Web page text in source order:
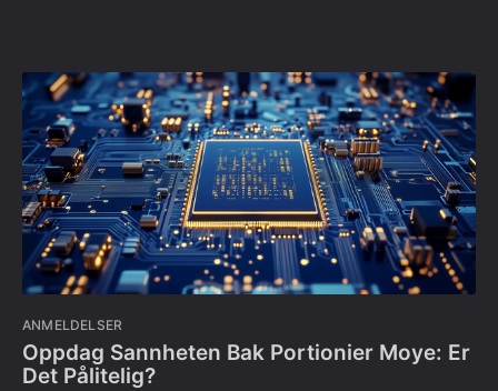
ANMELDELSER
Oppdag Sannheten Bak Portionier Moye: Er
Det Pålitelig?